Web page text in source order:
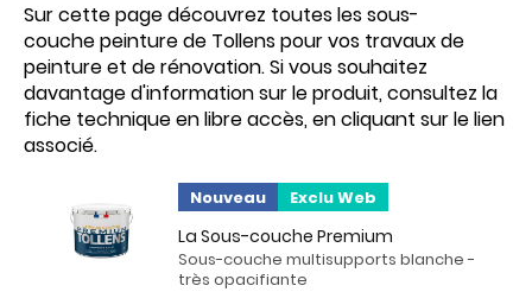
Sur cette page découvrez toutes les sous-
couche peinture de Tollens pour vos travaux de
peinture et de rénovation. Si vous souhaitez
davantage d'information sur le produit, consultez la
fiche technique en libre accès, en cliquant sur le lien
associé.
Nouveau Exclu Web
La Sous-couche Premium
Sous-couche multisupports blanche -
très opacifiante